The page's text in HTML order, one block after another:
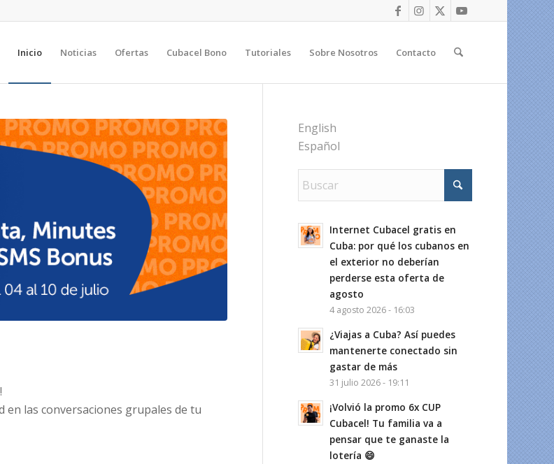
Inicio Noticias Ofertas Cubacel Bono Tutoriales Sobre Nosotros Contacto
en las conversaciones grupales de tu
English
Español
Internet Cubacel gratis en
Cuba: por qué los cubanos en
el exterior no deberían
perderse esta oferta de
agosto
4 agosto 2026 - 16:03
¿Viajas a Cuba? Así puedes
mantenerte conectado sin
gastar de más
31 julio 2026 - 19:11
¡Volvió la promo 6x CUP
Cubacel! Tu familia va a
pensar que te ganaste la
lotería 😄